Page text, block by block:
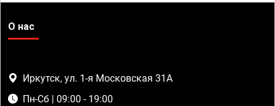
О нас
Иркутск, ул. 1-я Московская 31А
Пн-Сб | 09:00 - 19:00